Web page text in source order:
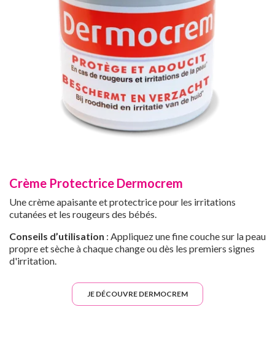
Crème Protectrice Dermocrem
Une crème apaisante et protectrice pour les irritations
cutanées et les rougeurs des bébés.
Conseils d’utilisation : Appliquez une fine couche sur la peau
propre et sèche à chaque change ou dès les premiers signes
d'irritation.
JE DÉCOUVRE DERMOCREM